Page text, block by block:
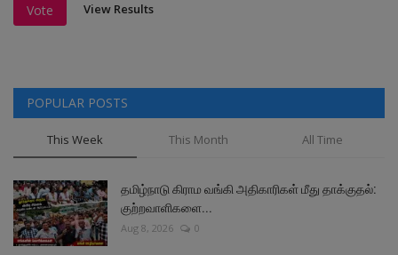
Vote View Results
POPULAR POSTS
This Week This Month All Time
தமிழ்நாடு கிராம வங்கி அதிகாரிகள் மீது தாக்குதல்:
குற்றவாளிகளை...
Aug 8, 2026 0